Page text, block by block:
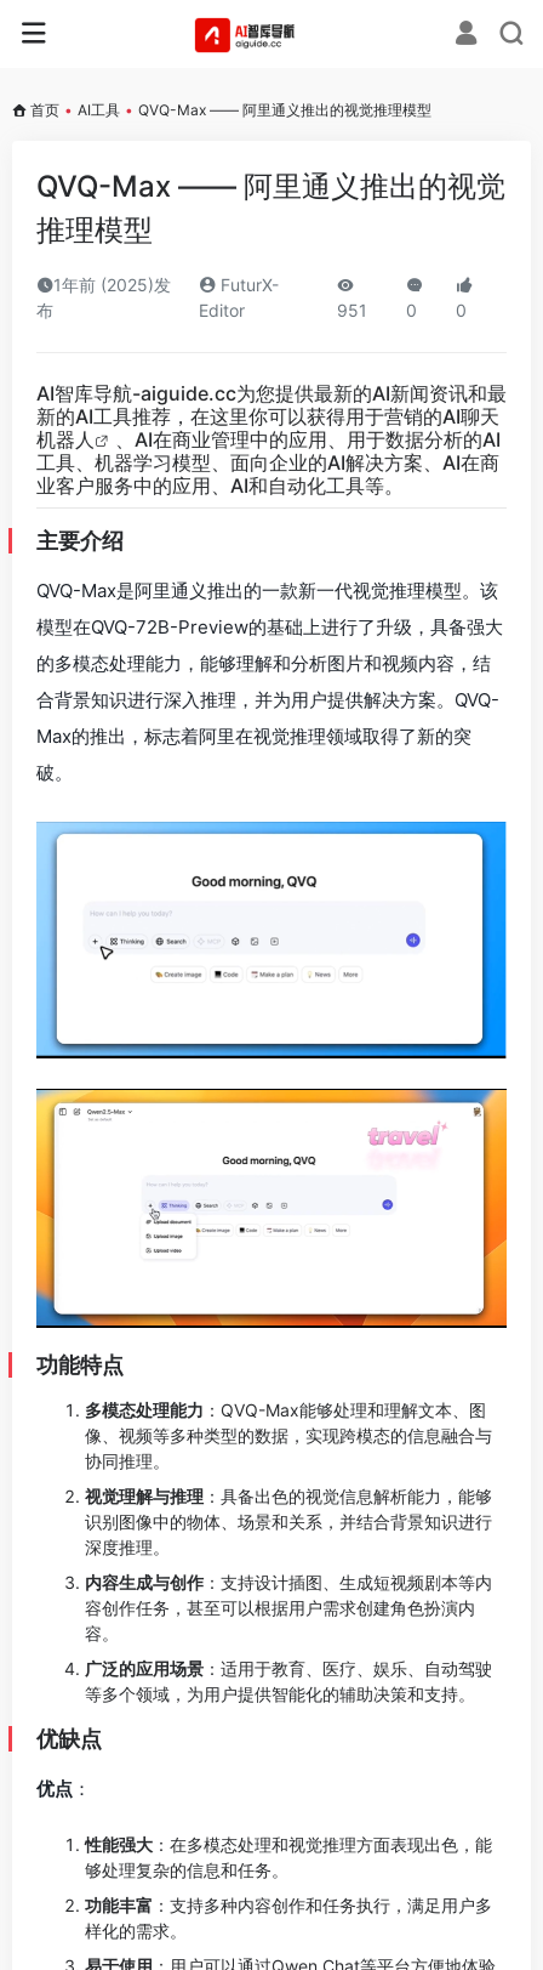
首页 • AI工具 • QVQ-Max —— 阿里通义推出的视觉推理模型
QVQ-Max —— 阿里通义推出的视觉
推理模型
1年前 (2025)发
布
FuturX-
Editor
951 0 0
AI智库导航-aiguide.cc为您提供最新的AI新闻资讯和最
新的AI工具推荐，在这里你可以获得用于营销的AI聊天
机器人
、AI在商业管理中的应用、用于数据分析的AI
工具、机器学习模型、面向企业的AI解决方案、AI在商
业客户服务中的应用、AI和自动化工具等。
主要介绍
QVQ-Max是阿里通义推出的一款新一代视觉推理模型。该
模型在QVQ-72B-Preview的基础上进行了升级，具备强大
的多模态处理能力，能够理解和分析图片和视频内容，结
合背景知识进行深入推理，并为用户提供解决方案。QVQ-
Max的推出，标志着阿里在视觉推理领域取得了新的突
破。
功能特点
多模态处理能力 ：QVQ-Max能够处理和理解文本、图
像、视频等多种类型的数据，实现跨模态的信息融合与
协同推理。
视觉理解与推理 ：具备出色的视觉信息解析能力，能够
识别图像中的物体、场景和关系，并结合背景知识进行
深度推理。
内容生成与创作 ：支持设计插图、生成短视频剧本等内
容创作任务，甚至可以根据用户需求创建角色扮演内
容。
广泛的应用场景 ：适用于教育、医疗、娱乐、自动驾驶
等多个领域，为用户提供智能化的辅助决策和支持。
优缺点
优点 ：
性能强大 ：在多模态处理和视觉推理方面表现出色，能
够处理复杂的信息和任务。
功能丰富 ：支持多种内容创作和任务执行，满足用户多
样化的需求。
易于使用 ：用户可以通过Qwen Chat等平台方便地体验